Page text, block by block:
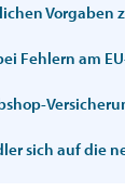
Vorgaben
Fehlern am
sich auf die